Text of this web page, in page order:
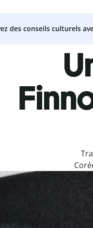
des conseils culturels